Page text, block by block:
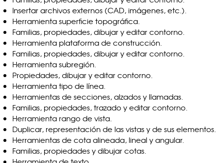
Insertar archivos externos (CAD, imágenes, etc.).
Herramienta superficie topográfica.
Familias, propiedades, dibujar y editar contorno.
Herramienta plataforma de construcción.
Familias, propiedades, dibujar y editar contorno.
Herramienta subregión.
Propiedades, dibujar y editar contorno.
Herramienta tipo de línea.
Herramientas de secciones, alzados y llamadas.
Familias, propiedades, trazado y editar contorno.
Herramienta rango de vista.
Duplicar, representación de las vistas y de sus elementos.
Herramientas de cota alineada, lineal y angular.
Familias, propiedades y dibujar cotas.